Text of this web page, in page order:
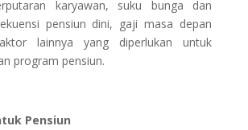
karyawan, suku bunga dan
pensiun dini, gaji masa depan
lainnya yang diperlukan untuk
program pensiun.
Pensiun